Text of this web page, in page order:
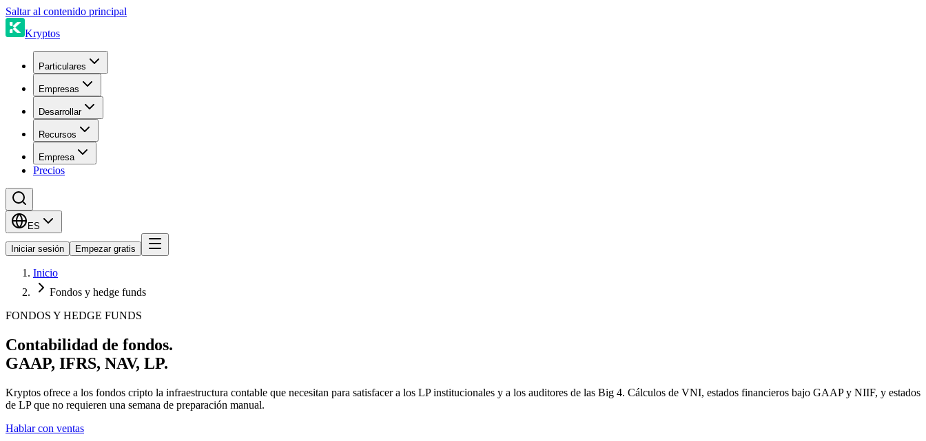
Saltar al contenido principal
Kryptos
Particulares
Empresas
Desarrollar
Recursos
Empresa
Precios
ES
Iniciar sesión Empezar gratis
Inicio
Fondos y hedge funds
FONDOS Y HEDGE FUNDS
Contabilidad de fondos.
GAAP, IFRS, NAV, LP.
Kryptos ofrece a los fondos cripto la infraestructura contable que necesitan para satisfacer a los LP institucionales y a los auditores de las Big 4. Cálculos de VNI, estados financieros bajo GAAP y NIIF, y estados
de LP que no requieren una semana de preparación manual.
Hablar con ventas